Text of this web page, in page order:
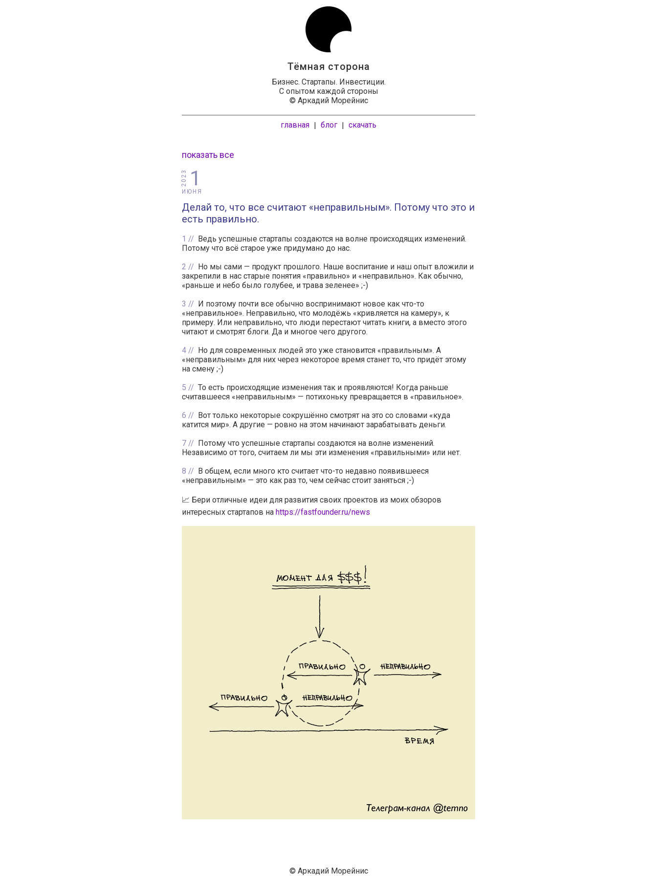
Тёмная сторона
Бизнес. Стартапы. Инвестиции.
С опытом каждой стороны
© Аркадий Морейнис
главная | блог | скачать
показать все
1
ИЮНЯ
2023
Делай то, что все считают «неправильным». Потому что это и
есть правильно.
1
Ведь успешные стартапы создаются на волне происходящих изменений.
Потому что всё старое уже придумано до нас.
2
Но мы сами — продукт прошлого. Наше воспитание и наш опыт вложили и
закрепили в нас старые понятия «правильно» и «неправильно». Как обычно,
«раньше и небо было голубее, и трава зеленее» ;-)
3
И поэтому почти все обычно воспринимают новое как что-то
«неправильное». Неправильно, что молодёжь «кривляется на камеру», к
примеру. Или неправильно, что люди перестают читать книги, а вместо этого
читают и смотрят блоги. Да и многое чего другого.
4
Но для современных людей это уже становится «правильным». А
«неправильным» для них через некоторое время станет то, что придёт этому
на смену ;-)
5
То есть происходящие изменения так и проявляются! Когда раньше
считавшееся «неправильным» — потихоньку превращается в «правильное».
6
Вот только некоторые сокрушённо смотрят на это со словами «куда
катится мир». А другие — ровно на этом начинают зарабатывать деньги.
7
Потому что успешные стартапы создаются на волне изменений.
Независимо от того, считаем ли мы эти изменения «правильными» или нет.
8
В общем, если много кто считает что-то недавно появившееся
«неправильным» — это как раз то, чем сейчас стоит заняться ;-)
📈 Бери отличные идеи для развития своих проектов из моих обзоров
интересных стартапов на https://fastfounder.ru/news
© Аркадий Морейнис